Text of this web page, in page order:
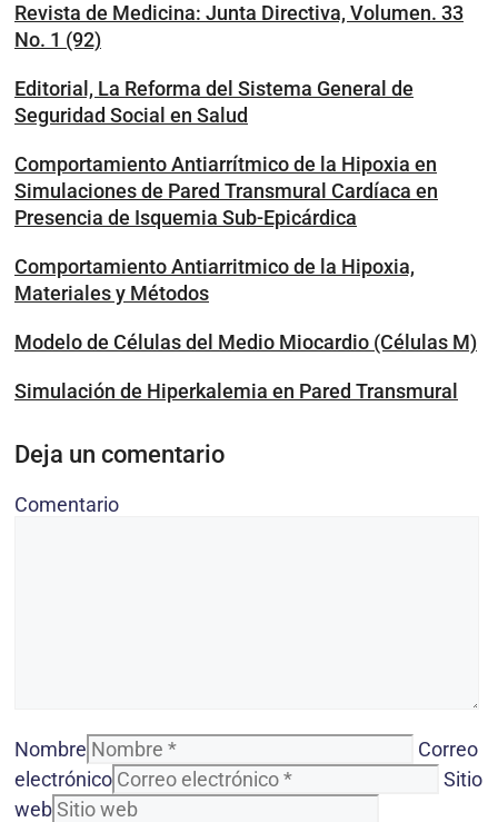
Revista de Medicina: Junta Directiva, Volumen. 33
No. 1 (92)
Editorial, La Reforma del Sistema General de
Seguridad Social en Salud
Comportamiento Antiarrítmico de la Hipoxia en
Simulaciones de Pared Transmural Cardíaca en
Presencia de Isquemia Sub-Epicárdica
Comportamiento Antiarritmico de la Hipoxia,
Materiales y Métodos
Modelo de Células del Medio Miocardio (Células M)
Simulación de Hiperkalemia en Pared Transmural
Deja un comentario
Comentario
Nombre
Correo
electrónico
Sitio
web